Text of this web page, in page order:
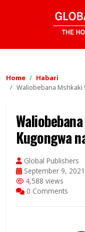
Home
Habari
Waliobebana Mshkaki
Kugongwa
Global Publishers
September 9, 2021
4,588 views
0 Comments